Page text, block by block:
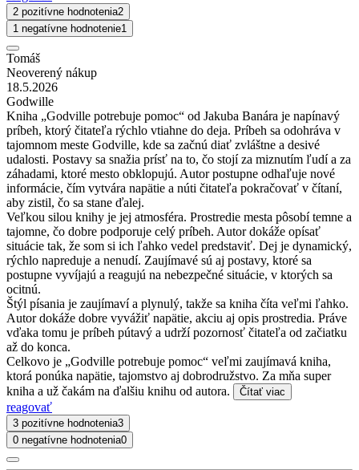
2 pozitívne hodnotenia2
1 negatívne hodnotenie1
Tomáš
Neoverený nákup
18.5.2026
Godwille
Kniha „Godville potrebuje pomoc“ od Jakuba Banára je napínavý
príbeh, ktorý čitateľa rýchlo vtiahne do deja. Príbeh sa odohráva v
tajomnom meste Godville, kde sa začnú diať zvláštne a desivé
udalosti. Postavy sa snažia prísť na to, čo stojí za miznutím ľudí a za
záhadami, ktoré mesto obklopujú. Autor postupne odhaľuje nové
informácie, čím vytvára napätie a núti čitateľa pokračovať v čítaní,
aby zistil, čo sa stane ďalej.
Veľkou silou knihy je jej atmosféra. Prostredie mesta pôsobí temne a
tajomne, čo dobre podporuje celý príbeh. Autor dokáže opísať
situácie tak, že som si ich ľahko vedel predstaviť. Dej je dynamický,
rýchlo napreduje a nenudí. Zaujímavé sú aj postavy, ktoré sa
postupne vyvíjajú a reagujú na nebezpečné situácie, v ktorých sa
ocitnú.
Štýl písania je zaujímaví a plynulý, takže sa kniha číta veľmi ľahko.
Autor dokáže dobre vyvážiť napätie, akciu aj opis prostredia. Práve
vďaka tomu je príbeh pútavý a udrží pozornosť čitateľa od začiatku
až do konca.
Celkovo je „Godville potrebuje pomoc“ veľmi zaujímavá kniha,
ktorá ponúka napätie, tajomstvo aj dobrodružstvo. Za mňa super
kniha a už čakám na ďalšiu knihu od autora.
Čítať viac
reagovať
3 pozitívne hodnotenia3
0 negatívne hodnotenia0